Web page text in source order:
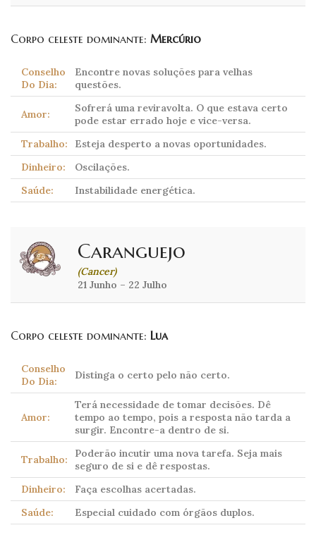
Corpo celeste dominante: Mercúrio
Conselho
Do Dia:
Encontre novas soluções para velhas
questões.
Amor:
Sofrerá uma reviravolta. O que estava certo
pode estar errado hoje e vice-versa.
Trabalho:
Esteja desperto a novas oportunidades.
Dinheiro:
Oscilações.
Saúde:
Instabilidade energética.
Caranguejo
(Cancer)
21 Junho – 22 Julho
Corpo celeste dominante: Lua
Conselho
Do Dia:
Distinga o certo pelo não certo.
Amor:
Terá necessidade de tomar decisões. Dê
tempo ao tempo, pois a resposta não tarda a
surgir. Encontre-a dentro de si.
Trabalho:
Poderão incutir uma nova tarefa. Seja mais
seguro de si e dê respostas.
Dinheiro:
Faça escolhas acertadas.
Saúde:
Especial cuidado com órgãos duplos.